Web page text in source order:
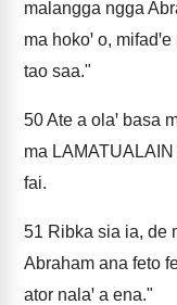
malangga ngga
ma hokoꞌ o,
tao saa."
50Ate a olaꞌ basa
ma LAMATUALAIN
fai.
51 Ribka sia ia, de
Abraham ana feto
ator nalaꞌ a ena."